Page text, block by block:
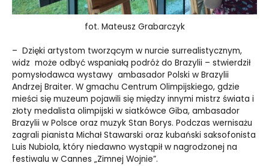
fot. Mateusz Grabarczyk
– Dzięki artystom tworzącym w nurcie surrealistycznym,
widz może odbyć wspaniałą podróż do Brazylii – stwierdził
pomysłodawca wystawy ambasador Polski w Brazylii
Andrzej Braiter. W gmachu Centrum Olimpijskiego, gdzie
mieści się muzeum pojawili się między innymi mistrz świata i
złoty medalista olimpijski w siatkówce Giba, ambasador
Brazylii w Polsce oraz muzyk Stan Borys. Podczas wernisażu
zagrali pianista Michał Stawarski oraz kubański saksofonista
Luis Nubiola, który niedawno wystąpił w nagrodzonej na
festiwalu w Cannes „Zimnej Wojnie”.